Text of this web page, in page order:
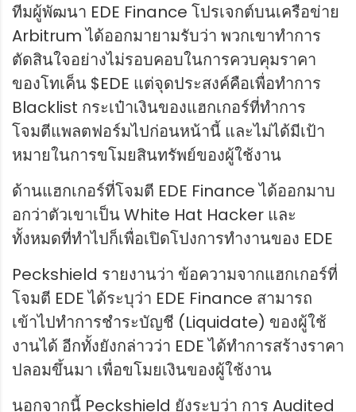
ทีมผู้พัฒนา EDE Finance โปรเจกต์บนเครือข่าย
Arbitrum ได้ออกมายามรับว่า พวกเขาทำการ
ตัดสินใจอย่างไม่รอบคอบในการควบคุมราคา
ของโทเค็น $EDE แต่จุดประสงค์คือเพื่อทำการ
Blacklist กระเป๋าเงินของแฮกเกอร์ที่ทำการ
โจมตีแพลตฟอร์มไปก่อนหน้านี้ และไม่ได้มีเป้า
หมายในการขโมยสินทรัพย์ของผู้ใช้งาน
ด้านแฮกเกอร์ที่โจมตี EDE Finance ได้ออกมาบ
อกว่าตัวเขาเป็น White Hat Hacker และ
ทั้งหมดที่ทำไปก็เพื่อเปิดโปงการทำงานของ EDE
Peckshield รายงานว่า ข้อความจากแฮกเกอร์ที่
โจมตี EDE ได้ระบุว่า EDE Finance สามารถ
เข้าไปทำการชำระบัญชี (Liquidate) ของผู้ใช้
งานได้ อีกทั้งยังกล่าวว่า EDE ได้ทำการสร้างราคา
ปลอมขึ้นมา เพื่อขโมยเงินของผู้ใช้งาน
นอกจากนี้ Peckshield ยังระบุว่า การ Audited